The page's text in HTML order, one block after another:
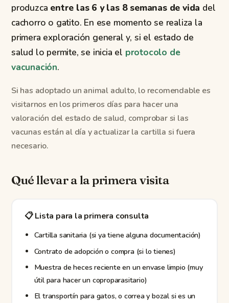
produzca entre las 6 y las 8 semanas de vida del
cachorro o gatito. En ese momento se realiza la
primera exploración general y, si el estado de
salud lo permite, se inicia el protocolo de
vacunación.
Si has adoptado un animal adulto, lo recomendable es
visitarnos en los primeros días para hacer una
valoración del estado de salud, comprobar si las
vacunas están al día y actualizar la cartilla si fuera
necesario.
Qué llevar a la primera visita
📋 Lista para la primera consulta
Cartilla sanitaria (si ya tiene alguna documentación)
Contrato de adopción o compra (si lo tienes)
Muestra de heces reciente en un envase limpio (muy
útil para hacer un coproparasitario)
El transportín para gatos, o correa y bozal si es un